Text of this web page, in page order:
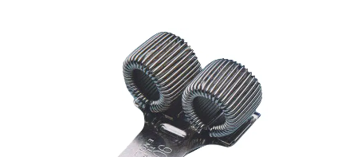
Bildergalerie überspringen